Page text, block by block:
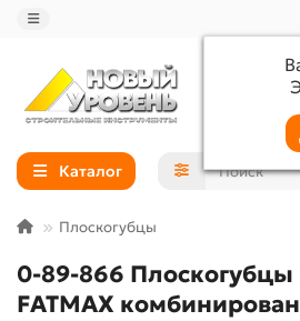
Каталог
Плоскогубцы
0-89-866 Плоскогубцы
FATMAX